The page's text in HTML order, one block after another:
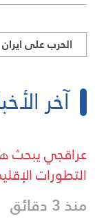
الحرب على ايران
آخر
عراقجي يبحث
التطورات
منذ 3 دقائق